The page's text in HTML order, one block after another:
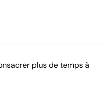
plus de temps à